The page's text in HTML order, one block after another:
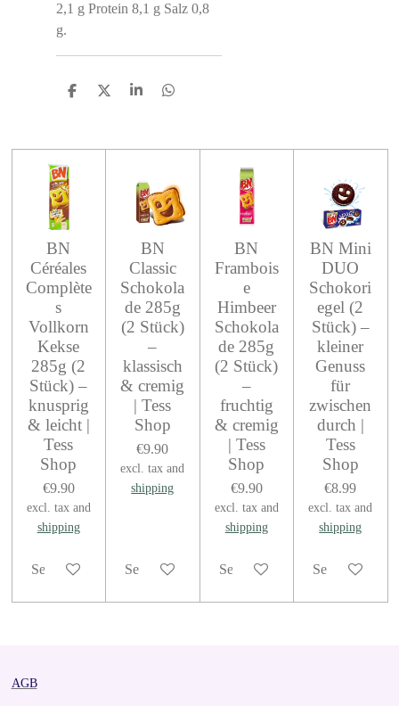
2,1 g Protein 8,1 g Salz 0,8
g.
S
e
S
e
S
e
S
e
BN
Céréales
Complète
s
Vollkorn
Kekse
285g (2
Stück) –
knusprig
& leicht |
Tess
Shop
€9.90
excl. tax and
shipping
See details
BN
Classic
Schokola
de 285g
(2 Stück)
–
klassisch
& cremig
| Tess
Shop
€9.90
excl. tax and
shipping
See details
BN
Frambois
e
Himbeer
Schokola
de 285g
(2 Stück)
–
fruchtig
& cremig
| Tess
Shop
€9.90
excl. tax and
shipping
See details
BN Mini
DUO
Schokori
egel (2
Stück) –
kleiner
Genuss
für
zwischen
durch |
Tess
Shop
€8.99
excl. tax and
shipping
See details
AGB